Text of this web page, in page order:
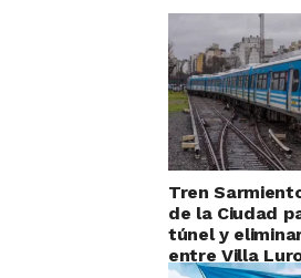
Tren
de la Ciudad
túnel y
entre Villa